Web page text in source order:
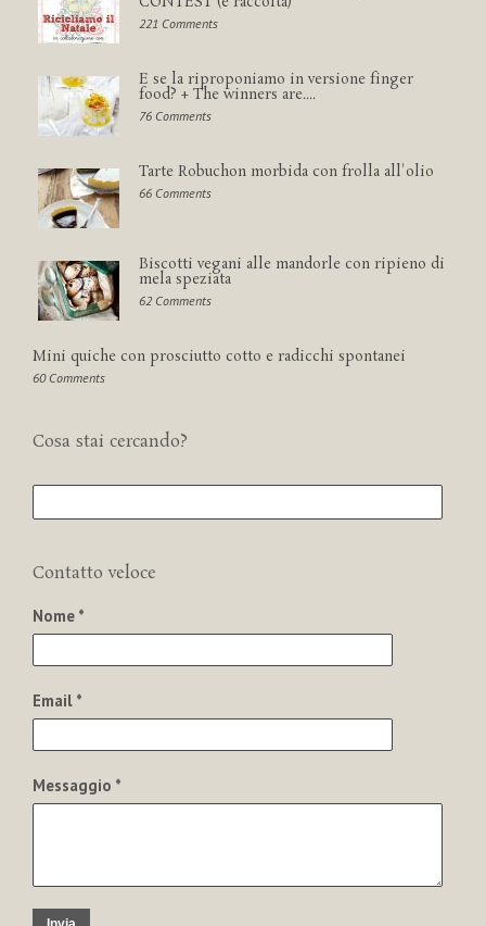
221 Comments
E se la riproponiamo in versione finger
food? + The winners are....
76 Comments
Tarte Robuchon morbida con frolla all'olio
66 Comments
Biscotti vegani alle mandorle con ripieno di
mela speziata
62 Comments
Mini quiche con prosciutto cotto e radicchi spontanei
60 Comments
Cosa stai cercando?
Contatto veloce
Nome *
Email *
Messaggio *